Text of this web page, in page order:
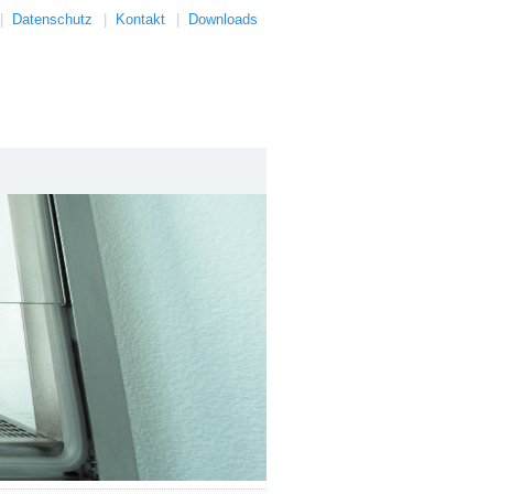
Datenschutz Kontakt Downloads